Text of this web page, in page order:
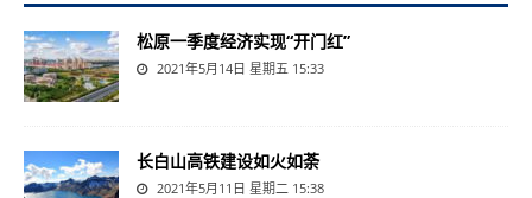
松原一季度经济实现“开门红”
2021年5月14日 星期五 15:33
长白山高铁建设如火如荼
2021年5月11日 星期二 15:38